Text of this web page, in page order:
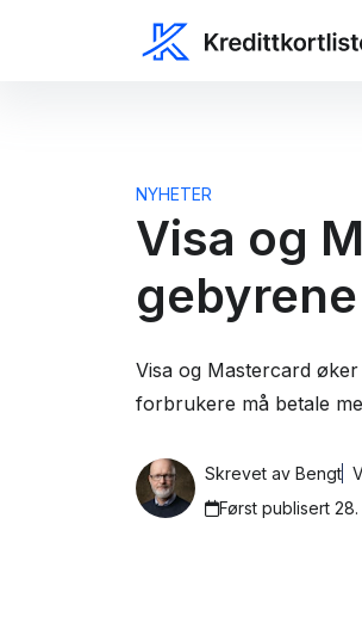
NYHETER
Visa og
gebyrene
Visa og Mastercard
forbrukere må betale
Skrevet av Bengt
Først publisert